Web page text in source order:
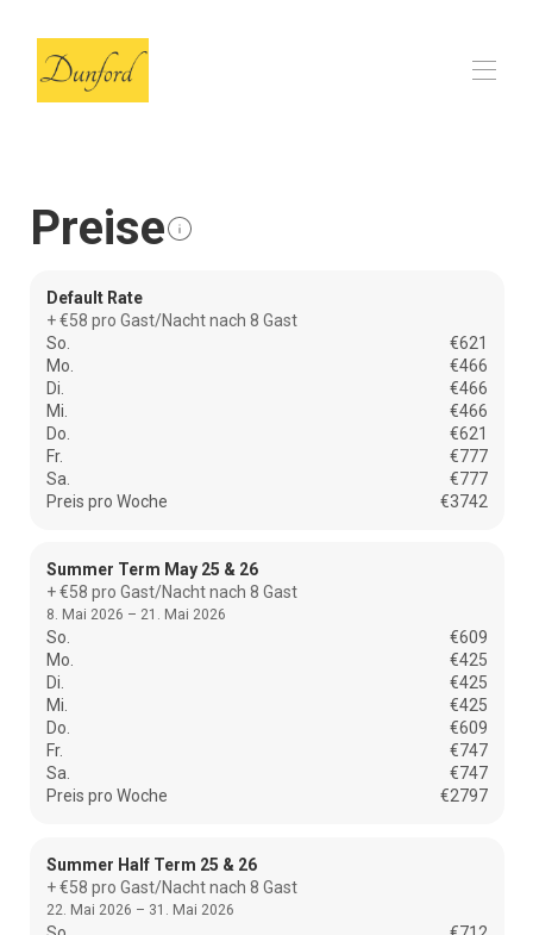
Kontakt
Preise
Default Rate
+ €58 pro Gast/Nacht nach 8 Gast
So.
€621
Mo.
€466
Di.
€466
Mi.
€466
Do.
€621
Fr.
€777
Sa.
€777
Preis pro Woche
€3742
Summer Term May 25 & 26
+ €58 pro Gast/Nacht nach 8 Gast
8. Mai 2026 – 21. Mai 2026
So.
€609
Mo.
€425
Di.
€425
Mi.
€425
Do.
€609
Fr.
€747
Sa.
€747
Preis pro Woche
€2797
Summer Half Term 25 & 26
+ €58 pro Gast/Nacht nach 8 Gast
22. Mai 2026 – 31. Mai 2026